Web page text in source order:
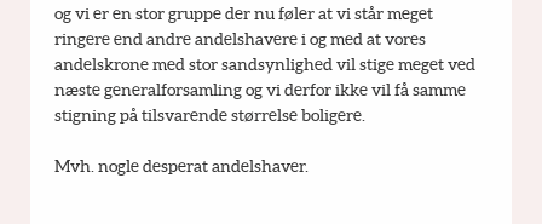
og vi er en stor gruppe der nu føler at vi står meget
ringere end andre andelshavere i og med at vores
andelskrone med stor sandsynlighed vil stige meget ved
næste generalforsamling og vi derfor ikke vil få samme
stigning på tilsvarende størrelse boligere.
Mvh. nogle desperat andelshaver.